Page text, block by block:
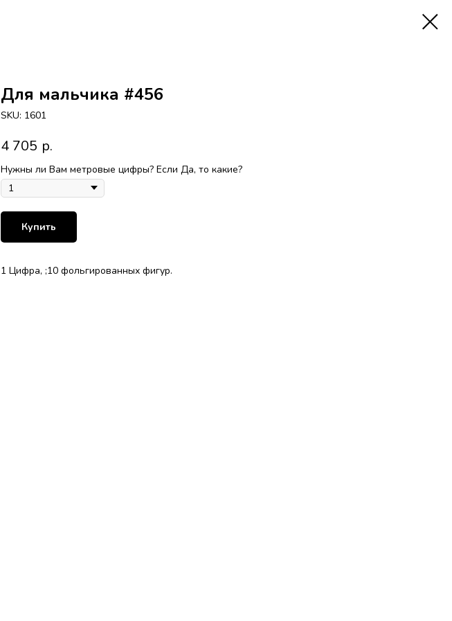
Для мальчика #456
SKU: 1601
4 705 р.
Нужны ли Вам метровые цифры? Если Да, то какие?
Купить
1 Цифра, ;10 фольгированных фигур.